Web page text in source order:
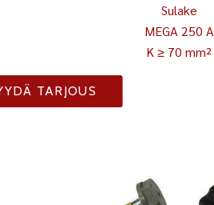
Sulake
MEGA 250 A
K ≥ 70 mm²
TARJOUS